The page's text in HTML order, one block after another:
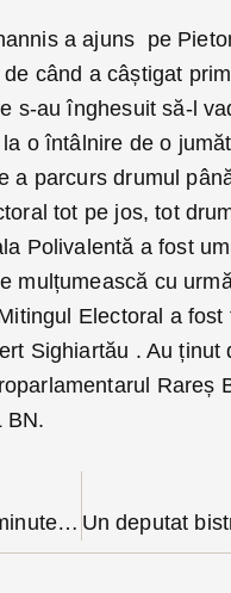
a ajuns pe
când a câștigat
s-au înghesuit să-l
o întâlnire de o
a parcurs drumul
tot pe jos, tot
Polivalentă a fost
mulțumească cu
Electoral a
Sighiartău . Au ținut
Rareș
BN.
Drumul Năsăud-Rebrișoara a fost blocat 30 de minute din pricina unui accident